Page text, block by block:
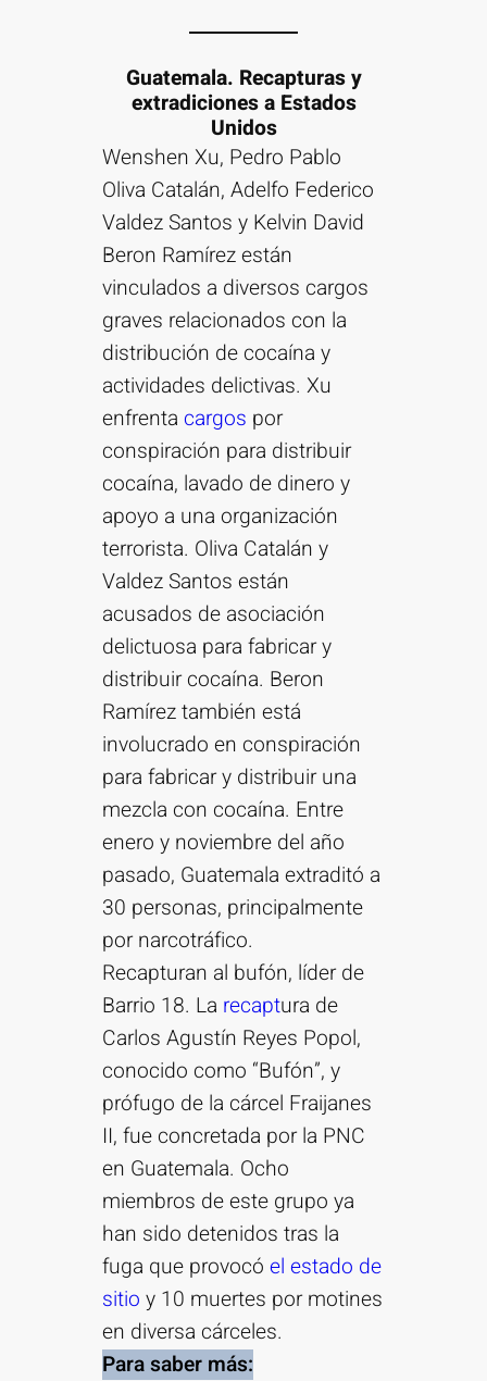
Guatemala. Recapturas y
extradiciones a Estados
Unidos
Wenshen Xu, Pedro Pablo
Oliva Catalán, Adelfo Federico
Valdez Santos y Kelvin David
Beron Ramírez están
vinculados a diversos cargos
graves relacionados con la
distribución de cocaína y
actividades delictivas. Xu
enfrenta cargos por
conspiración para distribuir
cocaína, lavado de dinero y
apoyo a una organización
terrorista. Oliva Catalán y
Valdez Santos están
acusados de asociación
delictuosa para fabricar y
distribuir cocaína. Beron
Ramírez también está
involucrado en conspiración
para fabricar y distribuir una
mezcla con cocaína. Entre
enero y noviembre del año
pasado, Guatemala extraditó a
30 personas, principalmente
por narcotráfico.
Recapturan al bufón, líder de
Barrio 18. La recaptura de
Carlos Agustín Reyes Popol,
conocido como “Bufón”, y
prófugo de la cárcel Fraijanes
II, fue concretada por la PNC
en Guatemala. Ocho
miembros de este grupo ya
han sido detenidos tras la
fuga que provocóel estado de
sitio y 10 muertes por motines
en diversa cárceles.
Para saber más: